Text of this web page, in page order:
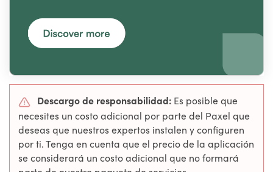
Descargo de responsabilidad: Es posible que
necesites un costo adicional por parte del Paxel que
deseas que nuestros expertos instalen y configuren
por ti. Tenga en cuenta que el precio de la aplicación
se considerará un costo adicional que no formará